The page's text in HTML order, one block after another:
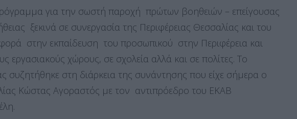
για την σωστή παροχή πρώτων βοηθειών – επείγουσας
ξεκινά σε συνεργασία της Περιφέρειας Θεσσαλίας και του
στην εκπαίδευση του προσωπικού στην Περιφέρεια και
εργασιακούς χώρους, σε σχολεία αλλά και σε πολίτες. Το
συζητήθηκε στη διάρκεια της συνάντησης που είχε σήμερα ο
Κώστας Αγοραστός με τον αντιπρόεδρο του ΕΚΑΒ